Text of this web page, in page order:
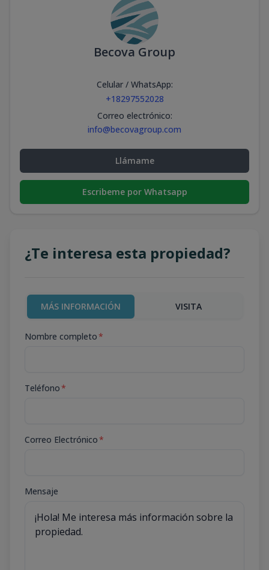
Becova Group
Celular / WhatsApp:
+18297552028
Correo electrónico:
info@becovagroup.com
Llámame
Escribeme por Whatsapp
¿Te interesa esta propiedad?
MÁS INFORMACIÓN VISITA
Nombre completo*
Teléfono*
Correo Electrónico*
Mensaje